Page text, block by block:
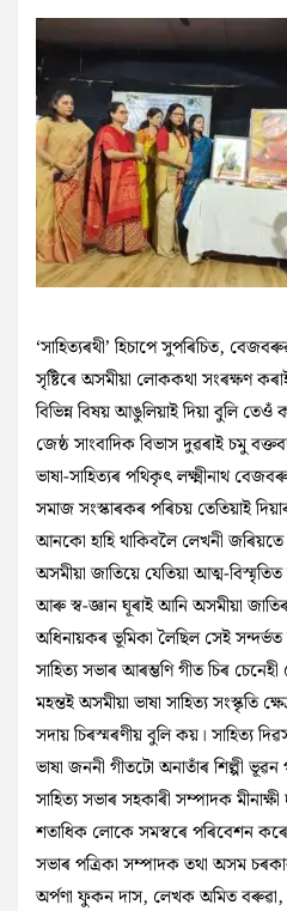
‘সাহিত্যৰথী’ হিচাপে সুপৰিচিত,
সৃষ্টিৰে অসমীয়া লোককথা সংৰক্ষণ
বিভিন্ন বিষয় আঙুলিয়াই দিয়া বুলি তেওঁ
জেষ্ঠ সাংবাদিক বিভাস দুৱৰাই চমু
ভাষা-সাহিত্যৰ পথিকৃৎ লক্ষ্মীনাথ
সমাজ সংস্কাৰকৰ পৰিচয় তেতিয়াই
আনকো হাহি থাকিবলৈ লেখনী জৰিয়তে
অসমীয়া জাতিয়ে যেতিয়া আত্ম-
আৰু স্ব-জ্ঞান ঘূৰাই আনি অসমীয়া জাতিৰ
অধিনায়কৰ ভূমিকা লৈছিল সেই
সাহিত্য সভাৰ আৰম্ভণি গীত চিৰ চেনেহী
মহন্তই অসমীয়া ভাষা সাহিত্য সংস্কৃতি
সদায় চিৰস্মৰণীয় বুলি কয়। সাহিত্য
ভাষা জননী গীতটো অনাতাঁৰ শিল্পী
সাহিত্য সভাৰ সহকাৰী সম্পাদক
শতাধিক লোকে সমস্বৰে পৰিবেশন
সভাৰ পত্ৰিকা সম্পাদক তথা অসম
অৰ্পণা ফুকন দাস, লেখক অমিত বৰুৱা,